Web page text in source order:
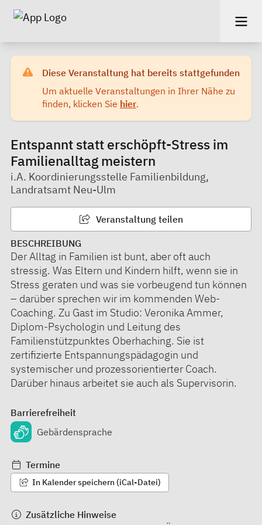
Diese Veranstaltung hat bereits stattgefunden
Um aktuelle Veranstaltungen in Ihrer Nähe zu
finden, klicken Sie hier.
Entspannt statt erschöpft-Stress im
Familienalltag meistern
i.A. Koordinierungsstelle Familienbildung,
Landratsamt Neu-Ulm
Veranstaltung teilen
BESCHREIBUNG
Der Alltag in Familien ist bunt, aber oft auch
stressig. Was Eltern und Kindern hilft, wenn sie in
Stress geraten und was sie vorbeugend tun können
– darüber sprechen wir im kommenden Web-
Coaching. Zu Gast im Studio: Veronika Ammer,
Diplom-Psychologin und Leitung des
Familienstützpunktes Oberhaching. Sie ist
zertifizierte Entspannungspädagogin und
systemischer und prozessorientierter Coach.
Darüber hinaus arbeitet sie auch als Supervisorin.
Barrierefreiheit
Gebärdensprache
Termine
In Kalender speichern (iCal-Datei)
Zusätzliche Hinweise